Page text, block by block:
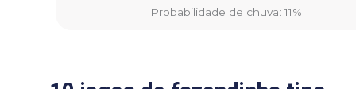
Probabilidade de chuva: 11%